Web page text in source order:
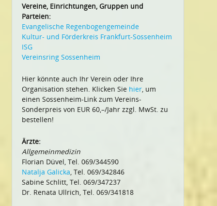
Vereine, Einrichtungen, Gruppen und
Parteien:
Evangelische Regenbogengemeinde
Kultur- und Förderkreis Frankfurt-Sossenheim
ISG
Vereinsring Sossenheim
Hier könnte auch Ihr Verein oder Ihre
Organisation stehen. Klicken Sie hier , um
einen Sossenheim-Link zum Vereins-
Sonderpreis von EUR 60,–/Jahr zzgl. MwSt. zu
bestellen!
Ärzte:
Allgemeinmedizin
Florian Düvel, Tel. 069/344590
Natalja Galicka , Tel. 069/342846
Sabine Schlitt, Tel. 069/347237
Dr. Renata Ullrich, Tel. 069/341818